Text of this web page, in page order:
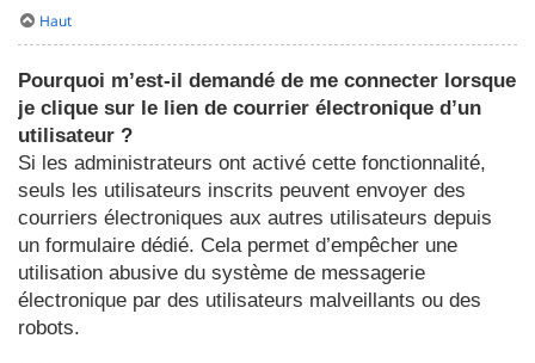
Haut
Pourquoi m’est-il demandé de me connecter lorsque
je clique sur le lien de courrier électronique d’un
utilisateur ?
Si les administrateurs ont activé cette fonctionnalité,
seuls les utilisateurs inscrits peuvent envoyer des
courriers électroniques aux autres utilisateurs depuis
un formulaire dédié. Cela permet d’empêcher une
utilisation abusive du système de messagerie
électronique par des utilisateurs malveillants ou des
robots.